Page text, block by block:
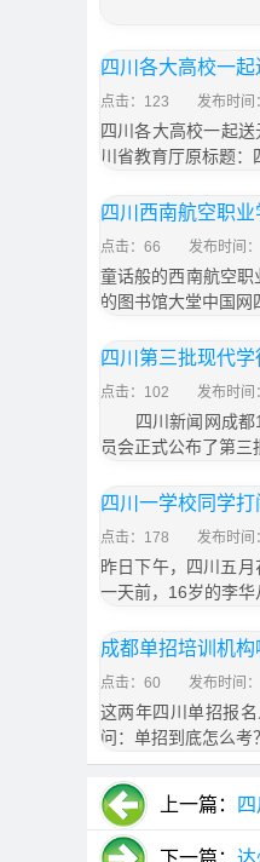
四川各大高校一
点击：123 发布时间
四川各大高校一起
川省教育厅原标题：
四川西南航空职
点击：66 发布时间
童话般的西南航空
的图书馆大堂中国网
四川第三批现代
点击：102 发布时间
四川新闻网成都
员会正式公布了第
四川一学校同学
点击：178 发布时间
昨日下午，四川五
一天前，16岁的李
成都单招培训机
点击：60 发布时间
这两年四川单招报
问：单招到底怎么
上一篇：
下一篇： 达